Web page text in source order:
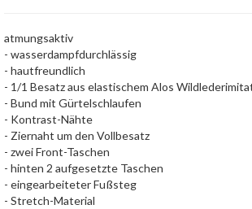
atmungsaktiv
- wasserdampfdurchlässig
- hautfreundlich
- 1/1 Besatz aus elastischem Alos
- Bund mit Gürtelschlaufen
- Kontrast-Nähte
- Ziernaht um den Vollbesatz
- zwei Front-Taschen
- hinten 2 aufgesetzte Taschen
- eingearbeiteter Fußsteg
- Stretch-Material